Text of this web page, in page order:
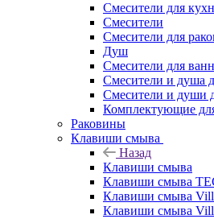
Смесители для
Смесители
Смесители для
Душ
Смесители для
Смесители и душа
Смесители и души
Комплектующие
Раковины
Клавиши смыва
Назад
Клавиши смыва
Клавиши смыва
Клавиши смыва
Клавиши смыва